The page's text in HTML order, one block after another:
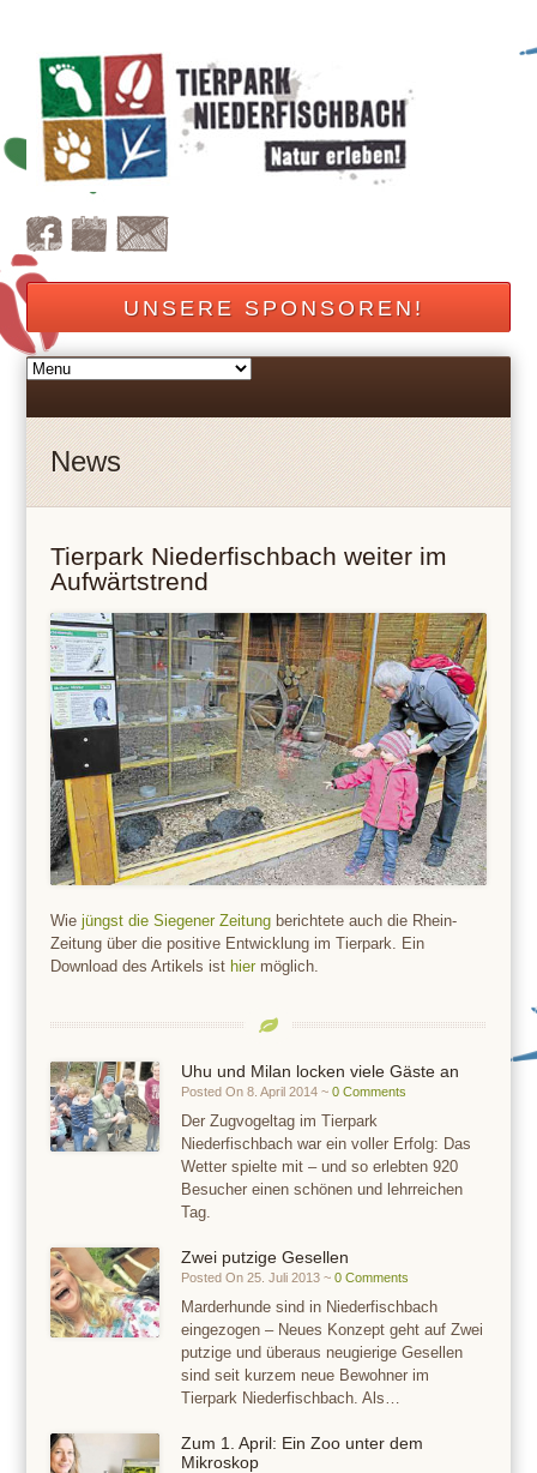
UNSERE SPONSOREN!
News
Tierpark Niederfischbach weiter im
Aufwärtstrend
Wiejüngst die Siegener Zeitung berichtete auch die Rhein-
Zeitung über die positive Entwicklung im Tierpark. Ein
Download des Artikels ist hier möglich.
Uhu und Milan locken viele Gäste an
Posted On 8. April 2014 ~0 Comments
Der Zugvogeltag im Tierpark
Niederfischbach war ein voller Erfolg: Das
Wetter spielte mit – und so erlebten 920
Besucher einen schönen und lehrreichen
Tag.
Zwei putzige Gesellen
Posted On 25. Juli 2013 ~0 Comments
Marderhunde sind in Niederfischbach
eingezogen – Neues Konzept geht auf Zwei
putzige und überaus neugierige Gesellen
sind seit kurzem neue Bewohner im
Tierpark Niederfischbach. Als…
Zum 1. April: Ein Zoo unter dem
Mikroskop